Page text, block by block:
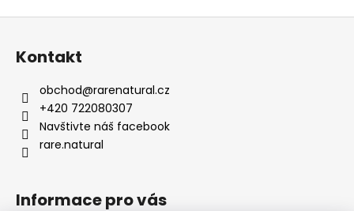
Z
Kontakt
obchod@rarenatural.cz
+420 722080307
Navštivte náš facebook
rare.natural
Informace pro vás